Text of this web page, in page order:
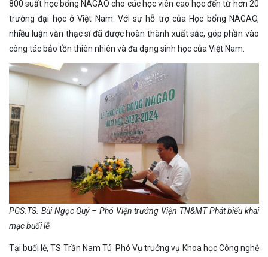
800 suất học bổng NAGAO cho các học viên cao học đến từ hơn 20
trường đại học ở Việt Nam. Với sự hỗ trợ của Học bổng NAGAO,
nhiều luận văn thạc sĩ đã được hoàn thành xuất sắc, góp phần vào
công tác bảo tồn thiên nhiên và đa dạng sinh học của Việt Nam.
PGS.TS. Bùi Ngọc Quý – Phó Viện trưởng Viện TN&MT Phát biểu khai
mạc buổi lễ
Tại buổi lễ, TS Trần Nam Tú  Phó Vụ truởng vụ Khoa học Công nghệ